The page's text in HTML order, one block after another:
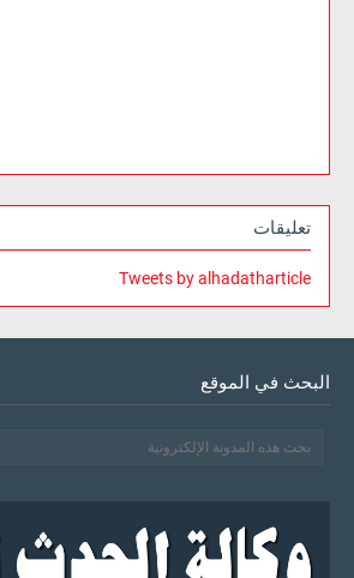
تعليقات
Tweets by alhadatharticle
البحث في الموقع